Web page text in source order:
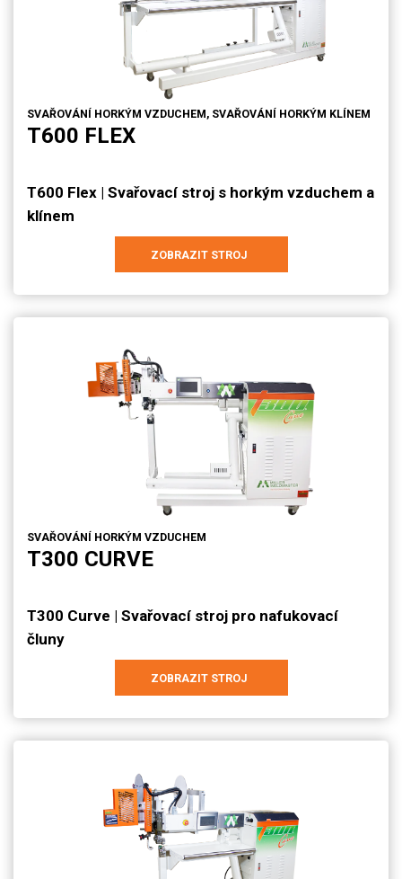
SVAŘOVÁNÍ HORKÝM VZDUCHEM, SVAŘOVÁNÍ HORKÝM KLÍNEM
T600 FLEX
T600 Flex | Svařovací stroj s horkým vzduchem a
klínem
ZOBRAZIT STROJ
SVAŘOVÁNÍ HORKÝM VZDUCHEM
T300 CURVE
T300 Curve | Svařovací stroj pro nafukovací
čluny
ZOBRAZIT STROJ